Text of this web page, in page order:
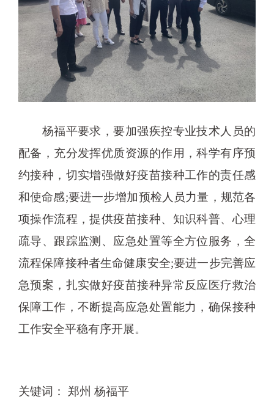
杨福平要求，要加强疾控专业技术人员的
配备，充分发挥优质资源的作用，科学有序预
约接种，切实增强做好疫苗接种工作的责任感
和使命感;要进一步增加预检人员力量，规范各
项操作流程，提供疫苗接种、知识科普、心理
疏导、跟踪监测、应急处置等全方位服务，全
流程保障接种者生命健康安全;要进一步完善应
急预案，扎实做好疫苗接种异常反应医疗救治
保障工作，不断提高应急处置能力，确保接种
工作安全平稳有序开展。
关键词： 郑州 杨福平